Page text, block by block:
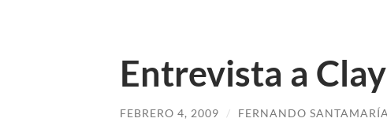
Entrevista a
FEBRERO 4, 2009 / FERNANDO